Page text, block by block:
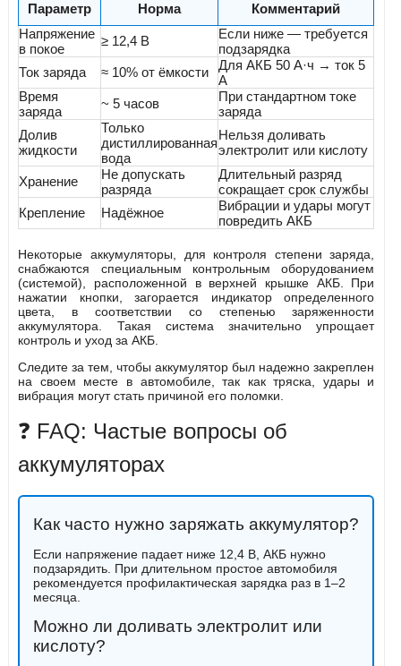
Параметр Норма
Комментарий
Напряжение
в покое
≥ 12,4 В
Если ниже — требуется
подзарядка
Ток заряда
≈ 10% от ёмкости
Для АКБ 50 А·ч → ток 5
А
Время
заряда
~ 5 часов
При стандартном токе
заряда
Долив
жидкости
Только
дистиллированная
вода
Нельзя доливать
электролит или кислоту
Хранение
Не допускать
разряда
Длительный разряд
сокращает срок службы
Крепление
Надёжное
Вибрации и удары могут
повредить АКБ
Некоторые аккумуляторы, для контроля степени заряда,
снабжаются специальным контрольным оборудованием
(системой), расположенной в верхней крышке АКБ. При
нажатии кнопки, загорается индикатор определенного
цвета, в соответствии со степенью заряженности
аккумулятора. Такая система значительно упрощает
контроль и уход за АКБ.
Следите за тем, чтобы аккумулятор был надежно закреплен
на своем месте в автомобиле, так как тряска, удары и
вибрация могут стать причиной его поломки.
❓ FAQ: Частые вопросы об
аккумуляторах
Как часто нужно заряжать аккумулятор?
Если напряжение падает ниже 12,4 В, АКБ нужно
подзарядить. При длительном простое автомобиля
рекомендуется профилактическая зарядка раз в 1–2
месяца.
Можно ли доливать электролит или
кислоту?